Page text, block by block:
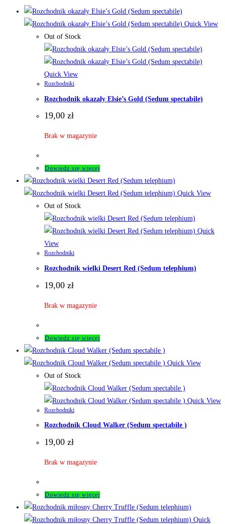
Quick View
Out of Stock
Quick View
Rozchodniki
Rozchodnik okazały Elsie’s Gold (Sedum spectabile)
19,00 zł
Brak w magazynie
Dowiedz się więcej
Quick View
Out of Stock
Quick
View
Rozchodniki
Rozchodnik wielki Desert Red (Sedum telephium)
19,00 zł
Brak w magazynie
Dowiedz się więcej
Quick View
Out of Stock
Quick View
Rozchodniki
Rozchodnik Cloud Walker (Sedum spectabile )
19,00 zł
Brak w magazynie
Dowiedz się więcej
Quick